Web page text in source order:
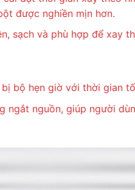
được nghiền mịn hơn.
sạch và phù hợp để xay
bộ hẹn giờ với thời gian
ngắt nguồn, giúp người